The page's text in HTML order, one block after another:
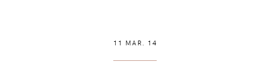
11 MAR. 14